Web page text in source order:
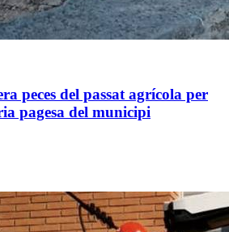
peces del passat agrícola per
pagesa del municipi